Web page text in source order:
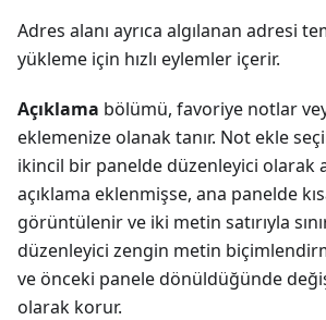
Adres alanı ayrıca algılanan adresi
yükleme için hızlı eylemler içerir.
Açıklama bölümü, favoriye notlar
eklemenize olanak tanır. Not ekle
ikincil bir panelde düzenleyici olarak
açıklama eklenmişse, ana panelde
görüntülenir ve iki metin satırıyla
düzenleyici zengin metin
ve önceki panele dönüldüğünde
olarak korur.